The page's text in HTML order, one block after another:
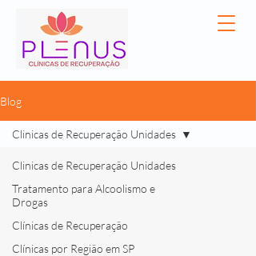
Blog
Clinicas de Recuperação Unidades
Tratamento para Alcoolismo e
Drogas
Clínicas de Recuperação
Clínicas por Região em SP
Clinicas de Recuperação Unidades